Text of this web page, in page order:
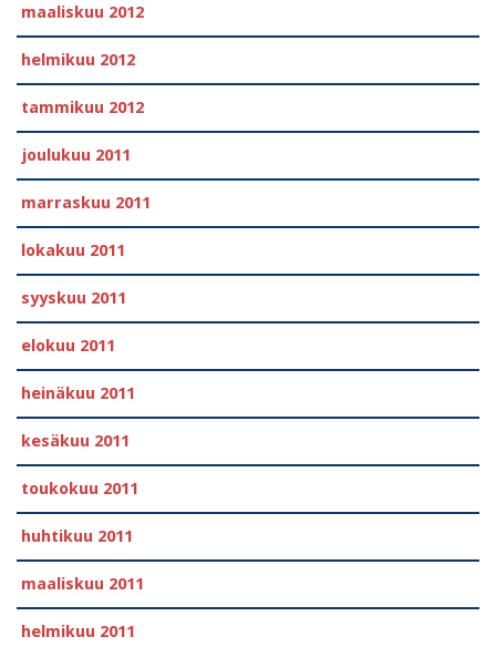
maaliskuu 2012
helmikuu 2012
tammikuu 2012
joulukuu 2011
marraskuu 2011
lokakuu 2011
syyskuu 2011
elokuu 2011
heinäkuu 2011
kesäkuu 2011
toukokuu 2011
huhtikuu 2011
maaliskuu 2011
helmikuu 2011